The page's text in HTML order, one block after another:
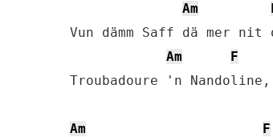
Am
Vun dämm Saff dä mer
Am
F
Troubadoure 'n Nandoline,
Am F